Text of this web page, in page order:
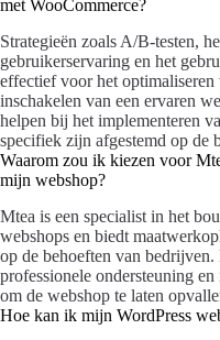
met WooCommerce?
Strategieën zoals A/B-testen,
gebruikerservaring en het
effectief voor het optimaliseren
inschakelen van een ervaren
helpen bij het implementeren
specifiek zijn afgestemd op de
Waarom zou ik kiezen voor
mijn webshop?
Mtea is een specialist in het
webshops en biedt
op de behoeften van
professionele ondersteuning
om de webshop te laten
Hoe kan ik mijn WordPress